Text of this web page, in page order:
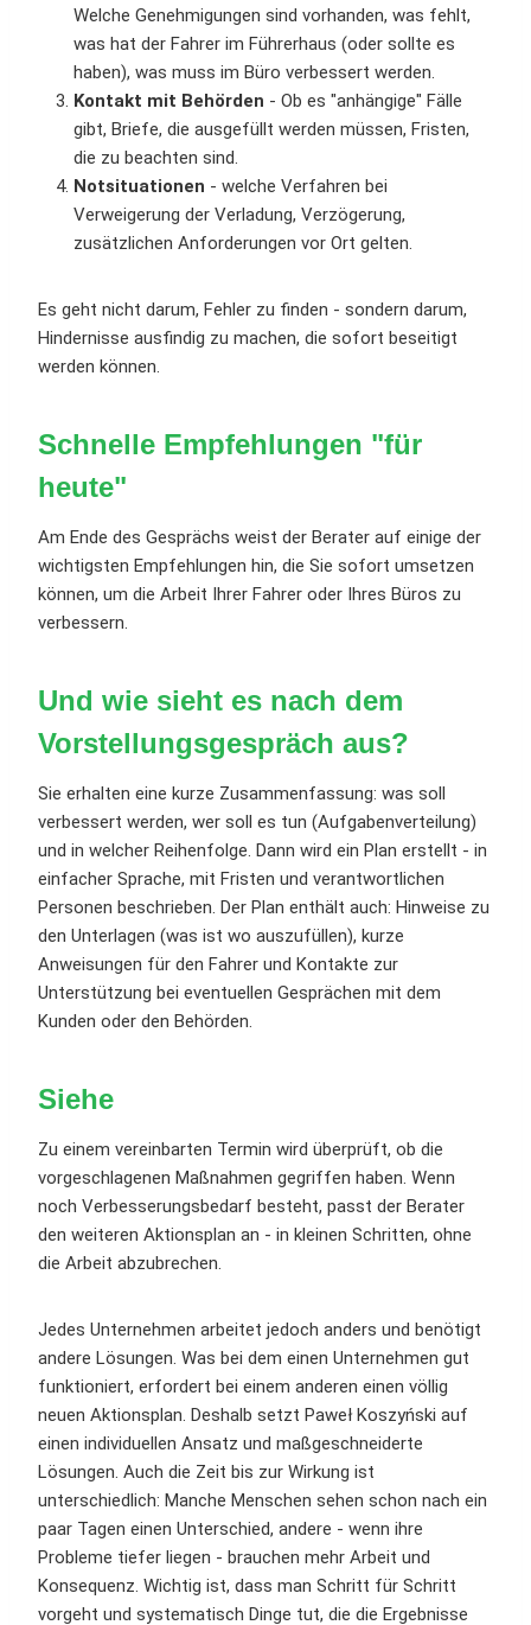
Welche Genehmigungen sind vorhanden, was fehlt,
was hat der Fahrer im Führerhaus (oder sollte es
haben), was muss im Büro verbessert werden.
Kontakt mit Behörden - Ob es "anhängige" Fälle
gibt, Briefe, die ausgefüllt werden müssen, Fristen,
die zu beachten sind.
Notsituationen - welche Verfahren bei
Verweigerung der Verladung, Verzögerung,
zusätzlichen Anforderungen vor Ort gelten.
Es geht nicht darum, Fehler zu finden - sondern darum,
Hindernisse ausfindig zu machen, die sofort beseitigt
werden können.
Schnelle Empfehlungen "für
heute"
Am Ende des Gesprächs weist der Berater auf einige der
wichtigsten Empfehlungen hin, die Sie sofort umsetzen
können, um die Arbeit Ihrer Fahrer oder Ihres Büros zu
verbessern.
Und wie sieht es nach dem
Vorstellungsgespräch aus?
Sie erhalten eine kurze Zusammenfassung: was soll
verbessert werden, wer soll es tun (Aufgabenverteilung)
und in welcher Reihenfolge. Dann wird ein Plan erstellt - in
einfacher Sprache, mit Fristen und verantwortlichen
Personen beschrieben. Der Plan enthält auch: Hinweise zu
den Unterlagen (was ist wo auszufüllen), kurze
Anweisungen für den Fahrer und Kontakte zur
Unterstützung bei eventuellen Gesprächen mit dem
Kunden oder den Behörden.
Siehe
Zu einem vereinbarten Termin wird überprüft, ob die
vorgeschlagenen Maßnahmen gegriffen haben. Wenn
noch Verbesserungsbedarf besteht, passt der Berater
den weiteren Aktionsplan an - in kleinen Schritten, ohne
die Arbeit abzubrechen.
Jedes Unternehmen arbeitet jedoch anders und benötigt
andere Lösungen. Was bei dem einen Unternehmen gut
funktioniert, erfordert bei einem anderen einen völlig
neuen Aktionsplan. Deshalb setzt Paweł Koszyński auf
einen individuellen Ansatz und maßgeschneiderte
Lösungen. Auch die Zeit bis zur Wirkung ist
unterschiedlich: Manche Menschen sehen schon nach ein
paar Tagen einen Unterschied, andere - wenn ihre
Probleme tiefer liegen - brauchen mehr Arbeit und
Konsequenz. Wichtig ist, dass man Schritt für Schritt
vorgeht und systematisch Dinge tut, die die Ergebnisse